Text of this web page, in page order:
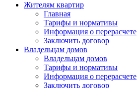
Жителям квартир
Главная
Тарифы и нормативы
Информация о перерасчете
Заключить договор
Владельцам домов
Владельцам домов
Тарифы и нормативы
Информация о перерасчете
Заключить договор